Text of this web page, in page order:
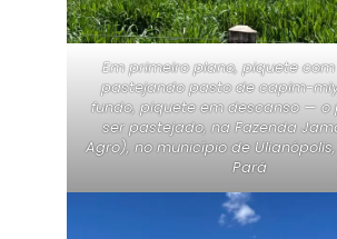
Em primeiro plano, piquete
pastejando pasto de capim-
fundo, piquete em descanso — o
ser pastejado, na Fazenda
Agro), no município de
Pará